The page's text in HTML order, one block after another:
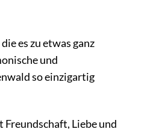
es zu etwas ganz
und
so einzigartig
Liebe und